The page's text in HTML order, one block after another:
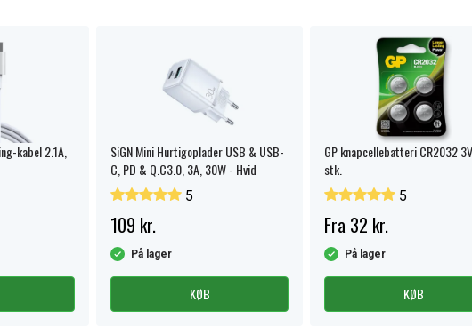
kabel 2.1A,
SiGN Mini Hurtigoplader USB & USB-
C, PD & Q.C3.0, 3A, 30W - Hvid
5
109 kr.
På lager
KØB
GP knapcellebatteri CR2032
stk.
5
Fra 32 kr.
På lager
KØB